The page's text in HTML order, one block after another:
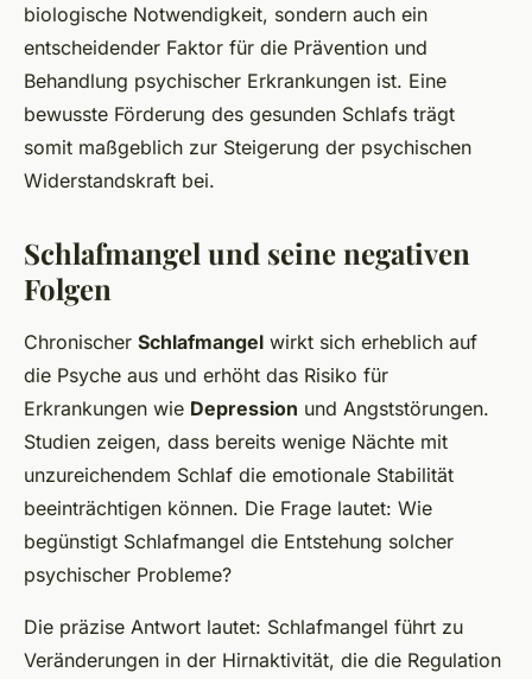
biologische Notwendigkeit, sondern auch ein
entscheidender Faktor für die Prävention und
Behandlung psychischer Erkrankungen ist. Eine
bewusste Förderung des gesunden Schlafs trägt
somit maßgeblich zur Steigerung der psychischen
Widerstandskraft bei.
Schlafmangel und seine negativen
Folgen
Chronischer Schlafmangel wirkt sich erheblich auf
die Psyche aus und erhöht das Risiko für
Erkrankungen wie Depression und Angststörungen.
Studien zeigen, dass bereits wenige Nächte mit
unzureichendem Schlaf die emotionale Stabilität
beeinträchtigen können. Die Frage lautet: Wie
begünstigt Schlafmangel die Entstehung solcher
psychischer Probleme?
Die präzise Antwort lautet: Schlafmangel führt zu
Veränderungen in der Hirnaktivität, die die Regulation